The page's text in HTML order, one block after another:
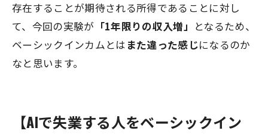
存在することが期待される所得であることに対し
て、今回の実験が 「1年限りの収入増」 となるため、
ベーシックインカムとは また違った感じになるのか
なと思います。
【AIで失業する人をベーシックイン